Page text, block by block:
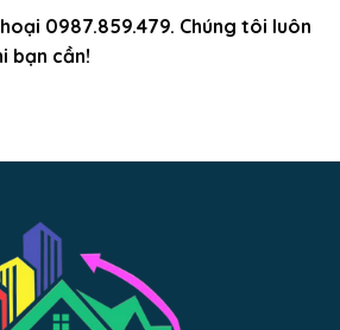
0987.859.479. Chúng tôi luôn
bạn cần!